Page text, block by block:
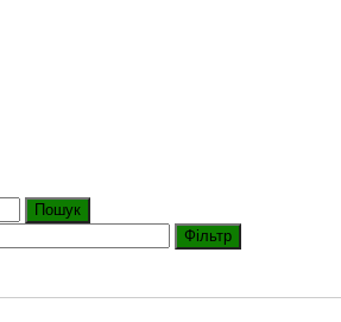
Пошук
Фільтр